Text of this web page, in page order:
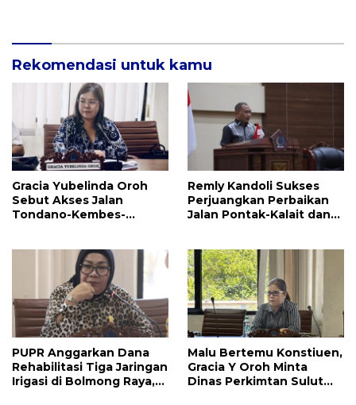
Rekomendasi untuk kamu
Gracia Yubelinda Oroh
Sebut Akses Jalan
Tondano-Kembes-
Remly Kandoli Sukses
Perjuangkan Perbaikan
Jalan Pontak-Kalait dan
PUPR Anggarkan Dana
Rehabilitasi Tiga Jaringan
Irigasi di Bolmong Raya,
Malu Bertemu Konstiuen,
Gracia Y Oroh Minta
Dinas Perkimtan Sulut